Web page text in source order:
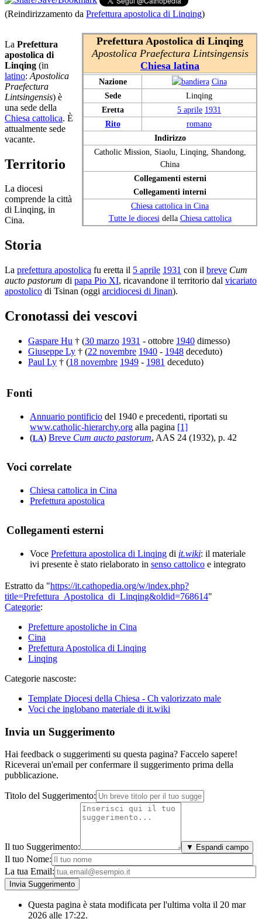
(Reindirizzamento da Prefettura apostolica di Linqing)
Prefettura Apostolica di Linqing
Apostolica Praefectura Lintsingensis
Chiesa latina
Nazione
Cina
Sede
Linqing
Eretta
5 aprile 1931
Rito
romano
Indirizzo
Catholic Mission, Siaolu, Linqing, Shandong,
China
Collegamenti esterni
Collegamenti interni
Chiesa cattolica in Cina
Tutte le diocesi della Chiesa cattolica
La Prefettura
apostolica di
Linqing (in
latino: Apostolica
Praefectura
Lintsingensis) è
una sede della
Chiesa cattolica. È
attualmente sede
vacante.
Territorio
La diocesi
comprende la città
di Linqing, in
Cina.
Storia
La prefettura apostolica fu eretta il 5 aprile 1931 con il breve Cum
aucto pastorum di papa Pio XI, ricavandone il territorio dal vicariato
apostolico di Tsinan (oggi arcidiocesi di Jinan).
Cronotassi dei vescovi
Gaspare Hu † (30 marzo 1931 - ottobre 1940 dimesso)
Giuseppe Ly † (22 novembre 1940 - 1948 deceduto)
Paul Ly † (18 novembre 1949 - 1981 deceduto)
Fonti
Annuario pontificio del 1940 e precedenti, riportati su
www.catholic-hierarchy.org alla pagina [1]
(LA) Breve Cum aucto pastorum, AAS 24 (1932), p. 42
Voci correlate
Chiesa cattolica in Cina
Prefettura apostolica
Collegamenti esterni
Voce Prefettura apostolica di Linqing di it.wiki: il materiale
ivi presente è stato rielaborato in senso cattolico e integrato
Estratto da "https://it.cathopedia.org/w/index.php?
title=Prefettura_Apostolica_di_Linqing&oldid=768614"
Categorie:
Prefetture apostoliche in Cina
Cina
Prefettura Apostolica di Linqing
Linqing
Categorie nascoste:
Template Diocesi della Chiesa - Ch valorizzato male
Voci che inglobano materiale di it.wiki
Invia un Suggerimento
Hai feedback o suggerimenti su questa pagina? Faccelo sapere!
Riceverai un'email per confermare il suggerimento prima della
pubblicazione.
Titolo del Suggerimento:
Il tuo Suggerimento: ▼ Espandi campo
Il tuo Nome:
La tua Email:
Questa pagina è stata modificata per l'ultima volta il 20 mar
2026 alle 17:22.